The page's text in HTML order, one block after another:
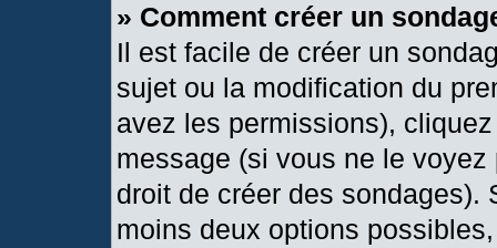
» Comment créer un
Il est facile de créer un
sujet ou la modification du
avez les permissions),
message (si vous ne le
droit de créer des sondages).
moins deux options